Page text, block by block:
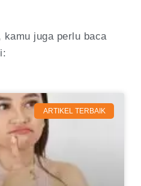
juga perlu baca
ARTIKEL TERBAIK